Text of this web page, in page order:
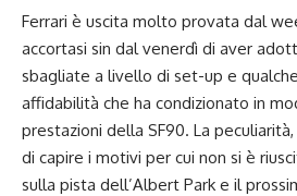
Ferrari è uscita molto provata dal
accortasi sin dal venerdì di aver
sbagliate a livello di set-up e
affidabilità che ha condizionato in
prestazioni della SF90. La
di capire i motivi per cui non si è
sulla pista dell’Albert Park e il